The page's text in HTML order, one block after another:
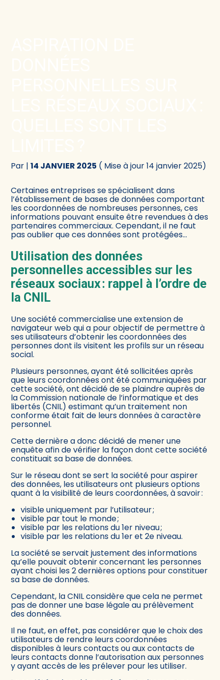
Par |14 JANVIER 2025 ( Mise à jour 14 janvier 2025)
Certaines entreprises se spécialisent dans
l’établissement de bases de données comportant
les coordonnées de nombreuses personnes, ces
informations pouvant ensuite être revendues à des
partenaires commerciaux. Cependant, il ne faut
pas oublier que ces données sont protégées…
Utilisation des données
personnelles accessibles sur les
réseaux sociaux : rappel à l’ordre de
la CNIL
Une société commercialise une extension de
navigateur web qui a pour objectif de permettre à
ses utilisateurs d’obtenir les coordonnées des
personnes dont ils visitent les profils sur un réseau
social.
Plusieurs personnes, ayant été sollicitées après
que leurs coordonnées ont été communiquées par
cette société, ont décidé de se plaindre auprès de
la Commission nationale de l’informatique et des
libertés (CNIL) estimant qu’un traitement non
conforme était fait de leurs données à caractère
personnel.
Cette dernière a donc décidé de mener une
enquête afin de vérifier la façon dont cette société
constituait sa base de données.
Sur le réseau dont se sert la société pour aspirer
des données, les utilisateurs ont plusieurs options
quant à la visibilité de leurs coordonnées, à savoir :
visible uniquement par l’utilisateur ;
visible par tout le monde ;
visible par les relations du 1er niveau ;
visible par les relations du 1er et 2e niveau.
La société se servait justement des informations
qu’elle pouvait obtenir concernant les personnes
ayant choisi les 2 dernières options pour constituer
sa base de données.
Cependant, la CNIL considère que cela ne permet
pas de donner une base légale au prélèvement
des données.
Il ne faut, en effet, pas considérer que le choix des
utilisateurs de rendre leurs coordonnées
disponibles à leurs contacts ou aux contacts de
leurs contacts donne l’autorisation aux personnes
y ayant accès de les prélever pour les utiliser.